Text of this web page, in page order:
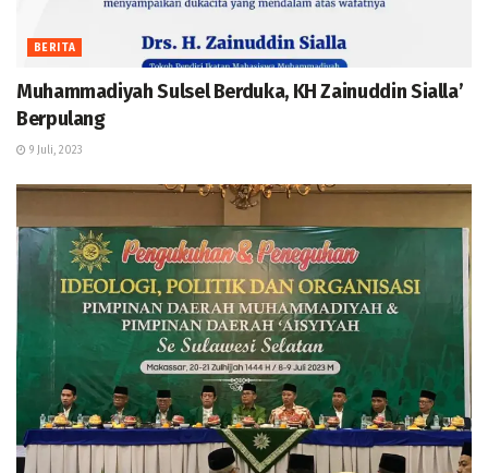
BERITA
Muhammadiyah Sulsel Berduka, KH Zainuddin Sialla’
Berpulang
9 Juli, 2023